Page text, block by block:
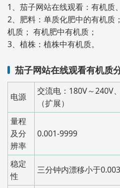
1、茄子网站在线观看：有机质
2、肥料：单质化肥中的有机质
机质； 有机肥中有机质；
3、植株：植株中有机质。
茄子网站在线观看有机质
电源
交流电：180V～240V
（扩展）
量程
及分
辨率
0.001-9999
稳定
性
三分钟内漂移小于0.003